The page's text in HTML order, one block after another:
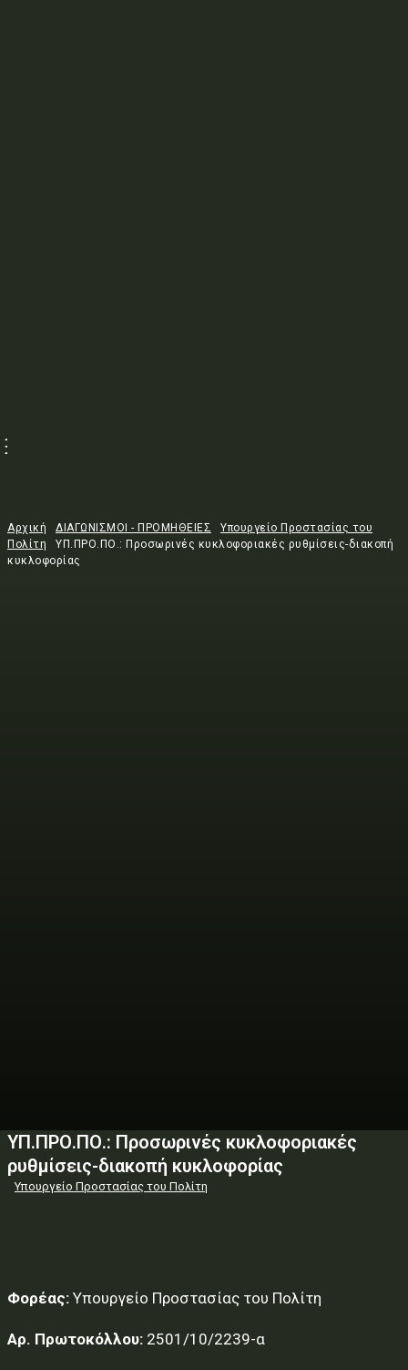
Αρχική ΔΙΑΓΩΝΙΣΜΟΙ - ΠΡΟΜΗΘΕΙΕΣ
Υπουργείο Προστασίας του
Πολίτη
ΥΠ.ΠΡΟ.ΠΟ.: Προσωρινές κυκλοφοριακές ρυθμίσεις-διακοπή
κυκλοφορίας
ΥΠ.ΠΡΟ.ΠΟ.: Προσωρινές κυκλοφοριακές
ρυθμίσεις-διακοπή κυκλοφορίας
Υπουργείο Προστασίας του Πολίτη
Φορέας: Υπουργείο Προστασίας του Πολίτη
Αρ. Πρωτοκόλλου: 2501/10/2239-α